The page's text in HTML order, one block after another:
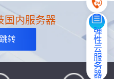
弹性云服务器
国内服务器
转